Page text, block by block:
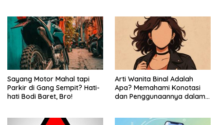
Sayang Motor Mahal tapi
Parkir di Gang Sempit? Hati-
hati Bodi Baret, Bro!
Arti Wanita Binal Adalah
Apa? Memahami Konotasi
dan Penggunaannya dalam